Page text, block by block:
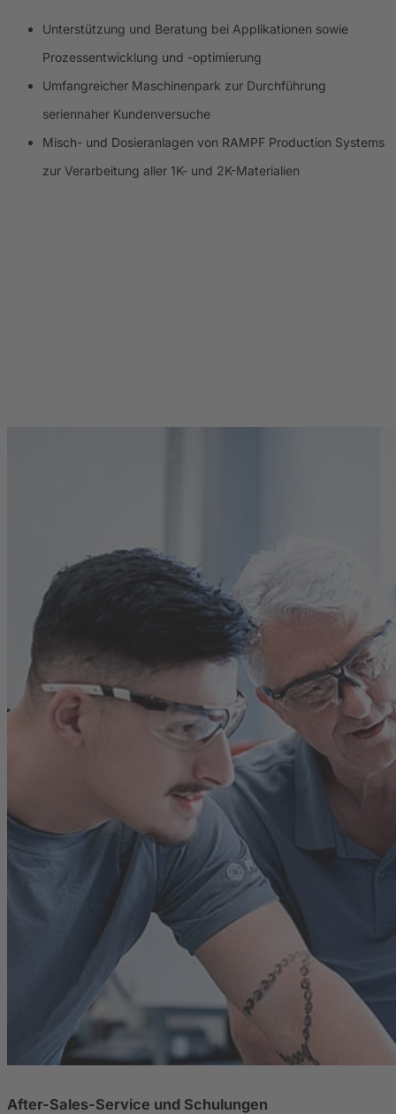
Unterstützung und Beratung bei Applikationen sowie
Prozessentwicklung und -optimierung
Umfangreicher Maschinenpark zur Durchführung
seriennaher Kundenversuche
Misch- und Dosieranlagen von RAMPF Production Systems
zur Verarbeitung aller 1K- und 2K-Materialien
After-Sales-Service und Schulungen